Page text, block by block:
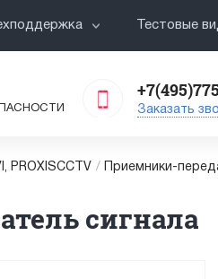
Тестовые
Заказать
PROXISCCTV / Приемники-
сигнала